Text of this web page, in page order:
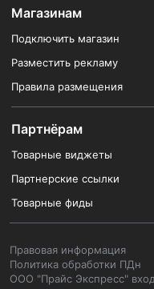
Магазинам
Подключить магазин
Разместить рекламу
Правила размещения
Партнёрам
Товарные виджеты
Партнерские ссылки
Товарные фиды
Правовая информация
Политика обработки ПДн
ООО "Прайс Экспресс"